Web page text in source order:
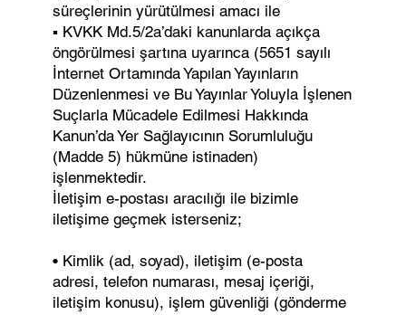
süreçlerinin yürütülmesi amacı ile
▪ KVKK Md.5/2a’daki kanunlarda açıkça
öngörülmesi şartına uyarınca (5651 sayılı
İnternet Ortamında Yapılan Yayınların
Düzenlenmesi ve Bu Yayınlar Yoluyla İşlenen
Suçlarla Mücadele Edilmesi Hakkında
Kanun’da Yer Sağlayıcının Sorumluluğu
(Madde 5) hükmüne istinaden)
işlenmektedir.
İletişim e-postası aracılığı ile bizimle
iletişime geçmek isterseniz;
• Kimlik (ad, soyad), iletişim (e-posta
adresi, telefon numarası, mesaj içeriği,
iletişim konusu), işlem güvenliği (gönderme